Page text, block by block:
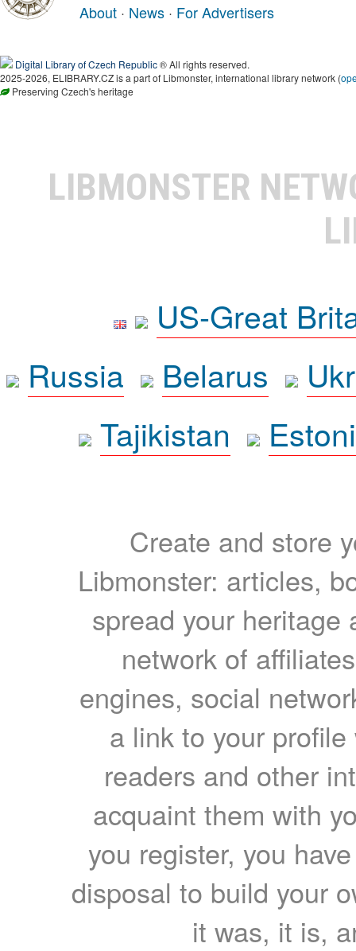
About · News · For Advertisers
Digital Library of Czech Republic® All rights reserved.
2025-2026, ELIBRARY.CZ is a part of Libmonster, international library network (
Preserving Czech's heritage
LIBMONSTER
US-Great
Russia
Belarus
Tajikistan
Create and store
Libmonster: articles,
spread your heritage
network of
engines, social
a link to your
readers and other
acquaint them with
you register, you
disposal to build your
it was, it is,